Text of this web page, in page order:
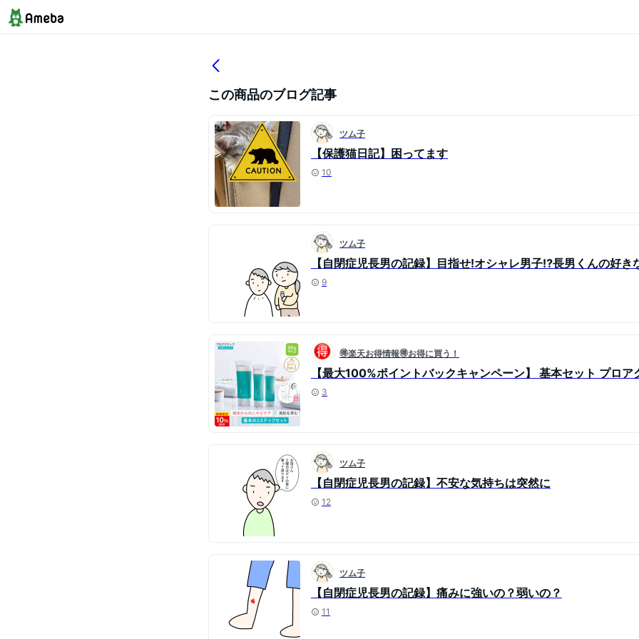
この商品のブログ記事
ツム子
【保護猫日記】困ってます
10
ツム子
【自閉症児長男の記録】目指せ!オシャレ男子⁉長男くんの好き
9
🉐楽天お得情報🉐お得に買う！
【最大100%ポイントバックキャンペーン】 基本セット プロア
3
ツム子
【自閉症児長男の記録】不安な気持ちは突然に
12
ツム子
【自閉症児長男の記録】痛みに強いの？弱いの？
11